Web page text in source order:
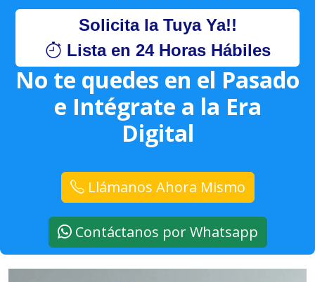
Solicita la Tuya Ya!!
Lista en 24 Horas Hábiles
No te quedes en el Pasado
e Intégrate a la Era
Digital
Llámanos Ahora Mismo
Contáctanos por Whatsapp